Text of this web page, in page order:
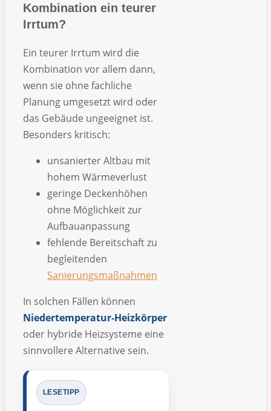
Kombination ein teurer
Irrtum?
Ein teurer Irrtum wird die
Kombination vor allem dann,
wenn sie ohne fachliche
Planung umgesetzt wird oder
das Gebäude ungeeignet ist.
Besonders kritisch:
unsanierter Altbau mit
hohem Wärmeverlust
geringe Deckenhöhen
ohne Möglichkeit zur
Aufbauanpassung
fehlende Bereitschaft zu
begleitenden
Sanierungsmaßnahmen
In solchen Fällen können
Niedertemperatur-Heizkörper
oder hybride Heizsysteme eine
sinnvollere Alternative sein.
LESETIPP